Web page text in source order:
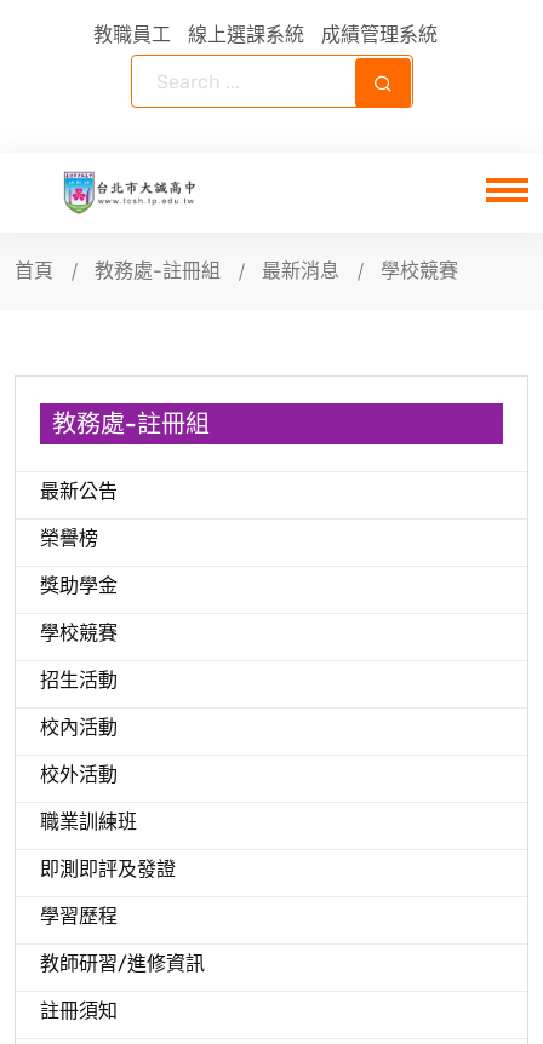
教職員工 線上選課系統 成績管理系統
首頁 教務處-註冊組 最新消息 學校競賽
教務處-註冊組
最新公告
榮譽榜
獎助學金
學校競賽
招生活動
校內活動
校外活動
職業訓練班
即測即評及發證
學習歷程
教師研習/進修資訊
註冊須知